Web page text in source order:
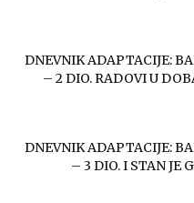
DNEVNIK ADAPTACIJE:
– 2 DIO. RADOVI U
DNEVNIK ADAPTACIJE:
– 3 DIO. I STAN JE